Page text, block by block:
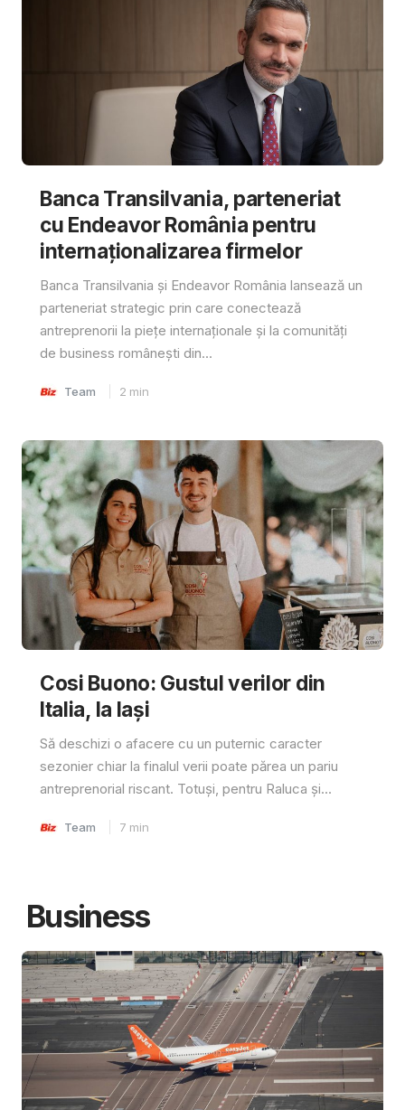
Banca Transilvania, parteneriat
cu Endeavor România pentru
internaționalizarea firmelor
Banca Transilvania și Endeavor România lansează un
parteneriat strategic prin care conectează
antreprenorii la piețe internaționale și la comunități
de business românești din...
Team 2 min
Cosi Buono: Gustul verilor din
Italia, la Iași
Să deschizi o afacere cu un puternic caracter
sezonier chiar la finalul verii poate părea un pariu
antreprenorial riscant. Totuși, pentru Raluca și...
Team 7 min
Business